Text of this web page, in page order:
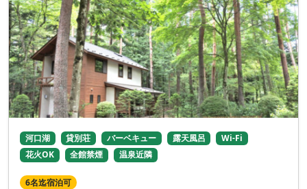
河口湖 貸別荘 バーベキュー 露天風呂
Wi-Fi
花火OK
全館禁煙 温泉近隣
6名迄宿泊可